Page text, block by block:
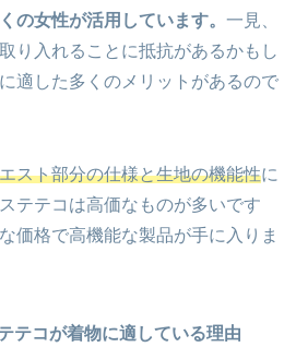
の女性が活用しています。 一見、
り入れることに抵抗があるかもし
適した多くのメリットがあるので
スト部分の仕様と生地の機能性に
テテコは高価なものが多いです
価格で高機能な製品が手に入りま
テコが着物に適している理由